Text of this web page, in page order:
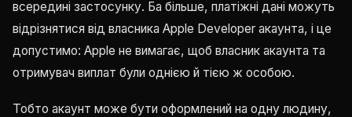
всередині застосунку. Ба більше, платіжні дані можуть
відрізнятися від власника Apple Developer акаунта, і це
допустимо: Apple не вимагає, щоб власник акаунта та
отримувач виплат були однією й тією ж особою.
Тобто акаунт може бути оформлений на одну людину,